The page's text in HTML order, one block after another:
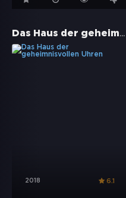
Das Haus der geheimnisvollen Uhren
2018 6.1